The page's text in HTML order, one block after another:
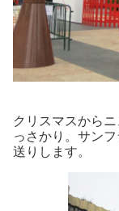
クリスマスから
っさかり。サン
送りします。